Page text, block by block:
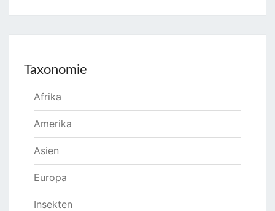
Taxonomie
Afrika
Amerika
Asien
Europa
Insekten